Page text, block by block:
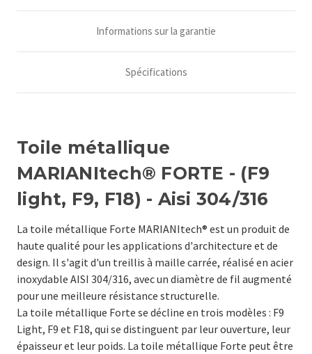
Informations sur la garantie
Spécifications
Toile métallique
MARIANItech® FORTE - (F9
light, F9, F18) - Aisi 304/316
La toile métallique Forte MARIANItech® est un produit de
haute qualité pour les applications d'architecture et de
design. Il s'agit d'un treillis à maille carrée, réalisé en acier
inoxydable AISI 304/316, avec un diamètre de fil augmenté
pour une meilleure résistance structurelle.
La toile métallique Forte se décline en trois modèles : F9
Light, F9 et F18, qui se distinguent par leur ouverture, leur
épaisseur et leur poids. La toile métallique Forte peut être